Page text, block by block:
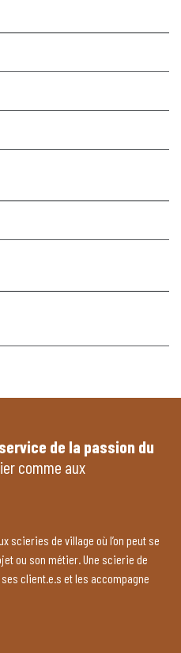
de la passion du
comme aux
scieries de village où l’on peut se
ou son métier. Une scierie de
client.e.s et les accompagne